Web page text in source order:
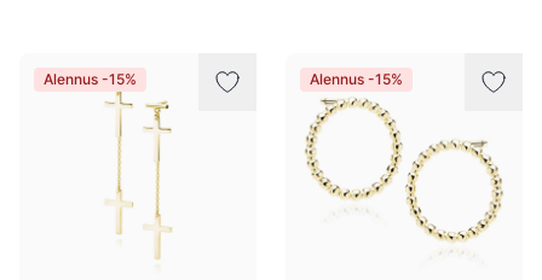
Alennus -15% Alennus -15%